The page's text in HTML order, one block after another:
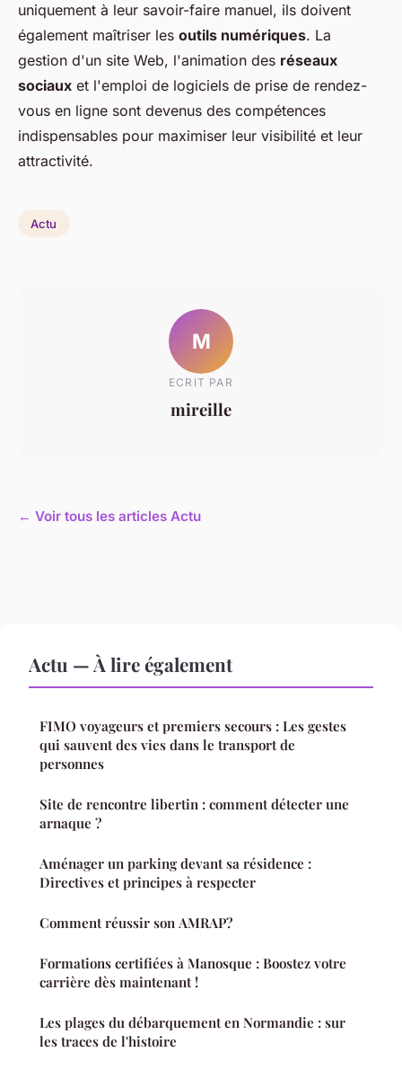
uniquement à leur savoir-faire manuel, ils doivent
également maîtriser les outils numériques. La
gestion d'un site Web, l'animation des réseaux
sociaux et l'emploi de logiciels de prise de rendez-
vous en ligne sont devenus des compétences
indispensables pour maximiser leur visibilité et leur
attractivité.
Actu
M
ECRIT PAR
mireille
← Voir tous les articles Actu
Actu — À lire également
FIMO voyageurs et premiers secours : Les gestes
qui sauvent des vies dans le transport de
personnes
Site de rencontre libertin : comment détecter une
arnaque ?
Aménager un parking devant sa résidence :
Directives et principes à respecter
Comment réussir son AMRAP?
Formations certifiées à Manosque : Boostez votre
carrière dès maintenant !
Les plages du débarquement en Normandie : sur
les traces de l'histoire